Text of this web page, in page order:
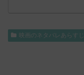
映画のネタバレあらすじ